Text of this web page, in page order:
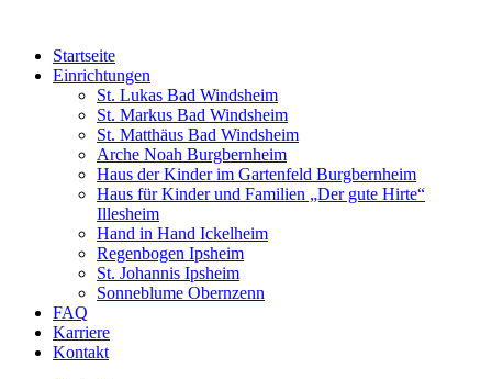
Startseite
Einrichtungen
St. Lukas Bad Windsheim
St. Markus Bad Windsheim
St. Matthäus Bad Windsheim
Arche Noah Burgbernheim
Haus der Kinder im Gartenfeld Burgbernheim
Haus für Kinder und Familien „Der gute Hirte“
Illesheim
Hand in Hand Ickelheim
Regenbogen Ipsheim
St. Johannis Ipsheim
Sonneblume Obernzenn
FAQ
Karriere
Kontakt